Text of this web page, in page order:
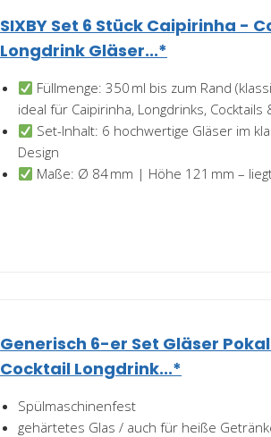
SIXBY Set 6 Stück Caipirinha -
Longdrink Gläser...*
Füllmenge: 350 ml bis zum Rand
ideal für Caipirinha, Longdrinks, Cocktails
Set-Inhalt: 6 hochwertige Gläser im
Design
Maße: Ø 84 mm | Höhe 121 mm –
Generisch 6-er Set Gläser
Cocktail Longdrink...*
Spülmaschinenfest
gehärtetes Glas / auch für heiße